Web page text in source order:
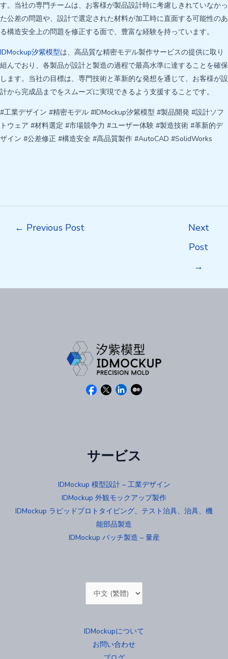
す。当社の専門チームは、お客様が製品設計時に考慮しきれていなかっ
た公差の問題や、設計で選定された材料が加工時に直面する可能性のあ
る構造安全上の問題を修正する面で、豊富な経験を持っています。
IDMockup汐紫模型は、高品質な精密モデル製作サービスの提供に取り
組んでおり、各製品が設計と製造の過程で最高水準に達することを確保
します。当社の目標は、専門技術と革新的な発想を通じて、お客様が設
計から完成品までをスムーズに実現できるよう支援することです。
#工業デザイン #精密モデル #IDMockup汐紫模型 #製品開発 #設計ソフ
トウェア #材料選定 #市場競争力 #ユーザー体験 #製造技術 #革新的デ
ザイン #公差修正 #構造安全 #高品質製作 #AutoCAD #SolidWorks
← Previous Post
Next
Post
→
サービス
IDMockup 模型設計 – 工業デザイン
IDMockup 外観モックアップ製作
IDMockup ラピッドプロトタイピング、テスト治具、治具、機
能部品製造
IDMockup バッチ製造 – 量産
Choose
a
IDMockupについて
お問い合わせ